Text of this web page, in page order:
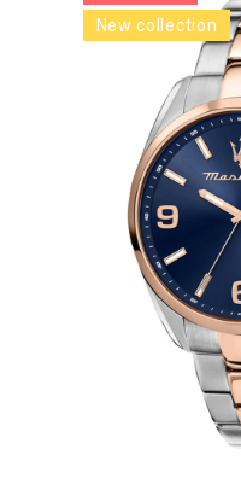
New collection